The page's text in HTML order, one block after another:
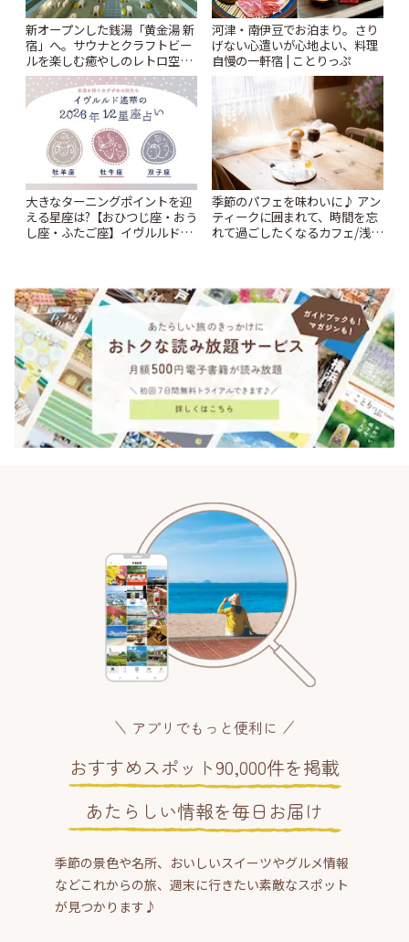
新オープンした銭湯「黄金湯 新
宿」へ。サウナとクラフトビー
ルを楽しむ癒やしのレトロ空間
| ことりっぷ
河津・南伊豆でお泊まり。さり
げない心遣いが心地よい、料理
自慢の一軒宿 | ことりっぷ
大きなターニングポイントを迎
える星座は?【おひつじ座・おう
し座・ふたご座】イヴルルド遙
季節のパフェを味わいに♪ アン
ティークに囲まれて、時間を忘
れて過ごしたくなるカフェ/浅草
アプリでもっと便利に
おすすめスポット90,000件を掲載
あたらしい情報を毎日お届け
季節の景色や名所、おいしいスイーツやグルメ情報
などこれからの旅、週末に行きたい素敵なスポット
が見つかります♪